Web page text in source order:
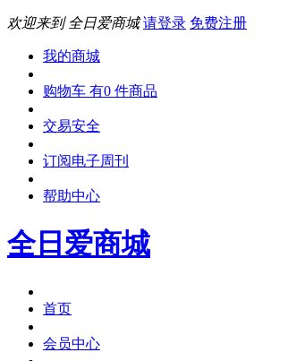
欢迎来到 全日爱商城 请登录 免费注册
我的商城
购物车 有0 件商品
交易安全
订阅电子周刊
帮助中心
全日爱商城
首页
会员中心